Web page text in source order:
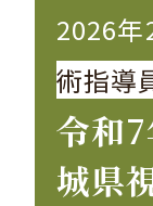
2026年
術指
令和
城県